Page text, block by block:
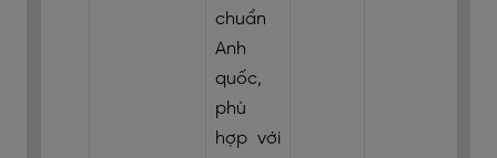
chuẩn
Anh
quốc,
phù
hợp với